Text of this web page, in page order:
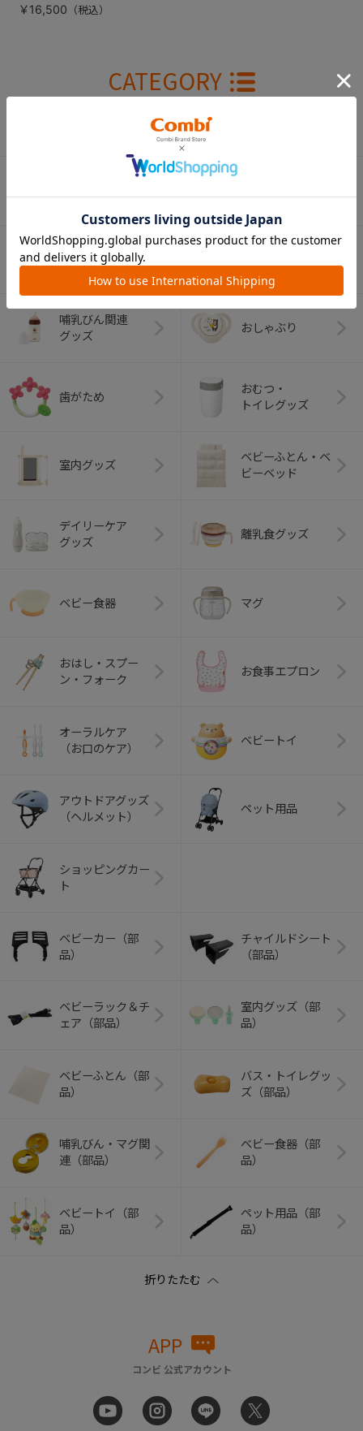
￥16,500
CATEGORY
ベビーラック＆
ベビーチェア
（子守帯）
哺乳びん関連
グッズ
おしゃぶり
歯がため
おむつ・
トイレグッズ
室内グッズ
ベビーふとん・ベ
ビーベッド
デイリーケア
グッズ
離乳食グッズ
ベビー食器 マグ
おはし・スプー
ン・フォーク
お食事エプロン
オーラルケア
（お口のケア）
ベビートイ
アウトドアグッズ
（ヘルメット）
ペット用品
ショッピングカー
ト
ベビーカー（部
品）
チャイルドシート
（部品）
ベビーラック＆チ
ェア（部品）
室内グッズ（部
品）
ベビーふとん（部
品）
バス・トイレグッ
ズ（部品）
哺乳びん・マグ関
連（部品）
ベビー食器（部
品）
ベビートイ（部
品）
ペット用品（部
品）
APP
コンビ 公式アカウント